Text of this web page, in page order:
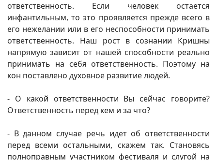
ответственность. Если человек остается
инфантильным, то это проявляется прежде всего в
его нежелании или в его неспособности принимать
ответственность. Наш рост в сознании Кришны
напрямую зависит от нашей способности реально
принимать на себя ответственность. Поэтому на
кон поставлено духовное развитие людей.
- О какой ответственности Вы сейчас говорите?
Ответственность перед кем и за что?
- В данном случае речь идет об ответственности
перед всеми остальными, скажем так. Становясь
полноправным участником фестиваля и слугой на